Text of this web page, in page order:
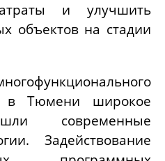
и улучшить
объектов на стадии
в Тюмени широкое
современные
Задействование